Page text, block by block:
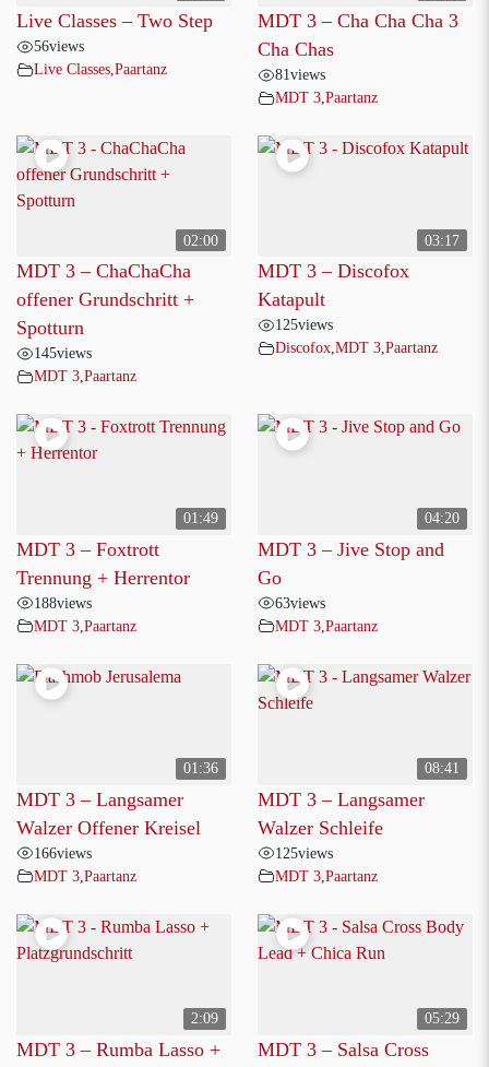
Live Classes – Two Step
56views
Live Classes,Paartanz
MDT 3 – Cha Cha Cha 3
Cha Chas
81views
MDT 3,Paartanz
02:00
MDT 3 – ChaChaCha
offener Grundschritt +
Spotturn
145views
MDT 3 Paartanz
03:17
MDT 3 – Discofox
Katapult
125views
Discofox MDT 3 Paartanz
01:49
MDT 3 – Foxtrott
Trennung + Herrentor
188views
MDT 3 Paartanz
04:20
MDT 3 – Jive Stop and
Go
63views
MDT 3 Paartanz
01:36
MDT 3 – Langsamer
Walzer Offener Kreisel
166views
MDT 3 Paartanz
08:41
MDT 3 – Langsamer
Walzer Schleife
125views
MDT 3 Paartanz
2:09
MDT 3 – Rumba Lasso +
05:29
MDT 3 – Salsa Cross